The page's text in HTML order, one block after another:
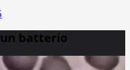
batterio